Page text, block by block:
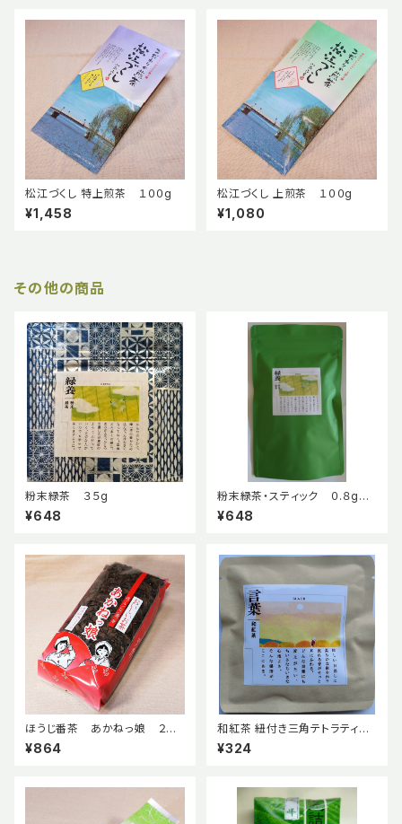
松江づくし 特上煎茶 １００g
¥1,458
松江づくし 上煎茶 １００g
¥1,080
その他の商品
粉末緑茶 ３５g
¥648
粉末緑茶・スティック ０.８g×１
５包
¥648
ほうじ番茶 あかねっ娘 ２５０
g
¥864
和紅茶 紐付き三角テトラティー
バッグ（3g×2包）
¥324